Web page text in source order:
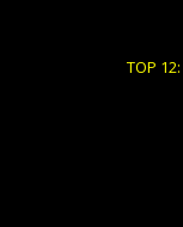
TOP 12: